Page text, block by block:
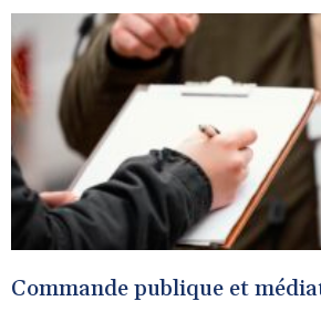
Commande publique et